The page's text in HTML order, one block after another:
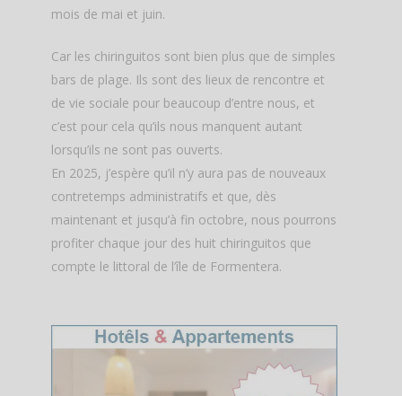
mois de mai et juin.
Car les chiringuitos sont bien plus que de simples
bars de plage. Ils sont des lieux de rencontre et
de vie sociale pour beaucoup d’entre nous, et
c’est pour cela qu’ils nous manquent autant
lorsqu’ils ne sont pas ouverts.
En 2025, j’espère qu’il n’y aura pas de nouveaux
contretemps administratifs et que, dès
maintenant et jusqu’à fin octobre, nous pourrons
profiter chaque jour des huit chiringuitos que
compte le littoral de l’île de Formentera.